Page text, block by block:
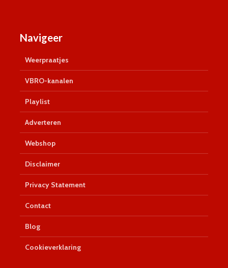
Navigeer
Weerpraatjes
VBRO-kanalen
Playlist
Adverteren
Webshop
Disclaimer
Privacy Statement
Contact
Blog
Cookieverklaring